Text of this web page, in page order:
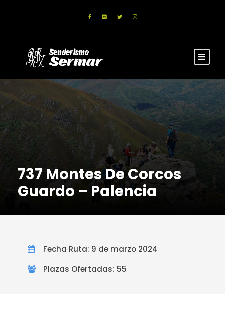
737 Montes De Corcos
Guardo – Palencia
Fecha Ruta: 9 de marzo 2024
Plazas Ofertadas: 55